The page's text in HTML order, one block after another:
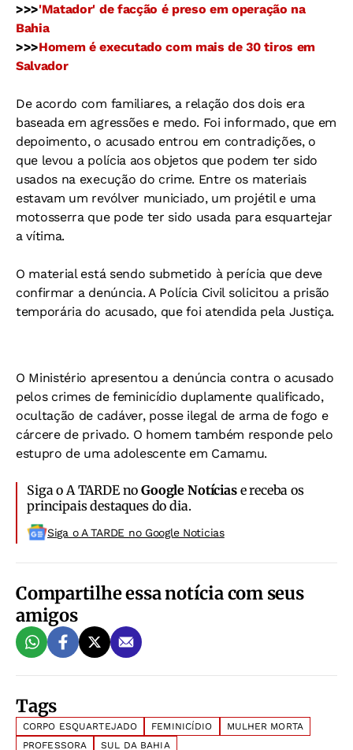
>>>'Matador' de facção é preso em operação na
Bahia
>>>Homem é executado com mais de 30 tiros em
Salvador
De acordo com familiares, a relação dos dois era
baseada em agressões e medo. Foi informado, que em
depoimento, o acusado entrou em contradições, o
que levou a polícia aos objetos que podem ter sido
usados na execução do crime. Entre os materiais
estavam um revólver municiado, um projétil e uma
motosserra que pode ter sido usada para esquartejar
a vítima.
O material está sendo submetido à perícia que deve
confirmar a denúncia. A Polícia Civil solicitou a prisão
temporária do acusado, que foi atendida pela Justiça.
O Ministério apresentou a denúncia contra o acusado
pelos crimes de feminicídio duplamente qualificado,
ocultação de cadáver, posse ilegal de arma de fogo e
cárcere de privado. O homem também responde pelo
estupro de uma adolescente em Camamu.
Siga o A TARDE noGoogle Notíciase receba os
principais destaques do dia.
Siga o A TARDE no Google Noticias
Compartilhe essa notícia com seus
amigos
Tags
CORPO ESQUARTEJADO FEMINICÍDIO
MULHER MORTA
PROFESSORA
SUL DA BAHIA